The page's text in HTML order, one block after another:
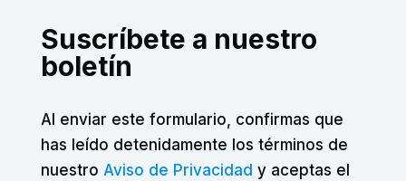
Suscríbete a nuestro
boletín
Al enviar este formulario, confirmas que
has leído detenidamente los términos de
nuestro Aviso de Privacidad y aceptas el